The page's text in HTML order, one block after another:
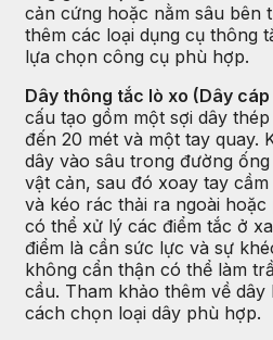
cản cứng hoặc nằm sâu bên
thêm các loại dụng cụ thông
lựa chọn công cụ phù hợp.
Dây thông tắc lò xo (Dây cáp
cấu tạo gồm một sợi dây
đến 20 mét và một tay quay.
dây vào sâu trong đường
vật cản, sau đó xoay tay
và kéo rác thải ra ngoài
có thể xử lý các điểm tắc ở
điểm là cần sức lực và sự
không cẩn thận có thể làm
cầu. Tham khảo thêm về
cách chọn loại dây phù hợp.